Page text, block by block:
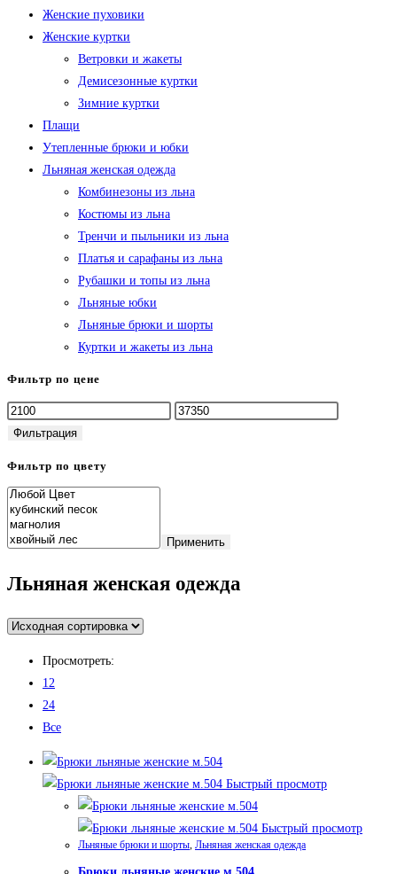
Женские пуховики
Женские куртки
Ветровки и жакеты
Демисезонные куртки
Зимние куртки
Плащи
Утепленные брюки и юбки
Льняная женская одежда
Комбинезоны из льна
Костюмы из льна
Тренчи и пыльники из льна
Платья и сарафаны из льна
Рубашки и топы из льна
Льняные юбки
Льняные брюки и шорты
Куртки и жакеты из льна
Фильтр по цене
Минимальная
цена
Максимальная
Фильтрация
Фильтр по цвету
Применить
Льняная женская одежда
Просмотреть:
12
24
Все
Быстрый просмотр
Быстрый просмотр
Льняные брюки и шорты, Льняная женская одежда